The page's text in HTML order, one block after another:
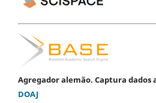
Agregador alemão. Captura
DOAJ